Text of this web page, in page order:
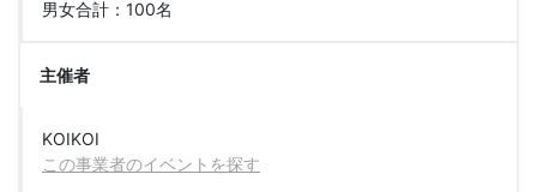
男女合計：100名
主催者
KOIKOI
この事業者のイベントを探す